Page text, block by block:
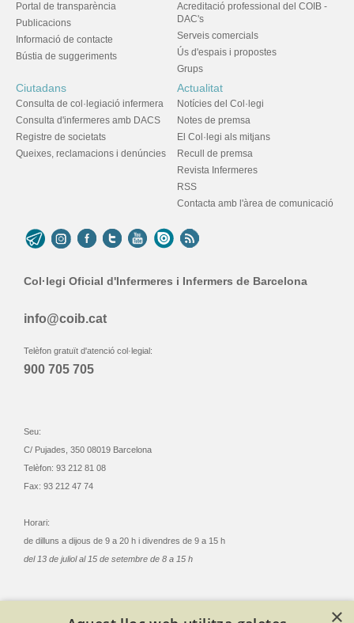
Portal de transparència
Publicacions
Informació de contacte
Bústia de suggeriments
Acreditació professional del COIB -
DAC's
Serveis comercials
Ús d'espais i propostes
Grups
Ciutadans
Consulta de col·legiació infermera
Consulta d'infermeres amb DACS
Registre de societats
Queixes, reclamacions i denúncies
Actualitat
Notícies del Col·legi
Notes de premsa
El Col·legi als mitjans
Recull de premsa
Revista Infermeres
RSS
Contacta amb l'àrea de comunicació
Col·legi Oficial d'Infermeres i Infermers de Barcelona
info@coib.cat
Telèfon gratuït d'atenció col·legial:
900 705 705
Seu:
C/ Pujades, 350 08019 Barcelona
Telèfon: 93 212 81 08
Fax: 93 212 47 74
Horari:
de dilluns a dijous de 9 a 20 h i divendres de 9 a 15 h
del 13 de juliol al 15 de setembre de 8 a 15 h
×